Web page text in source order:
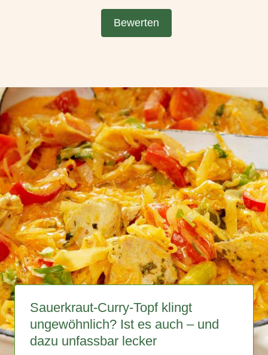
Bewerten
Sauerkraut-Curry-Topf klingt
ungewöhnlich? Ist es auch – und
dazu unfassbar lecker